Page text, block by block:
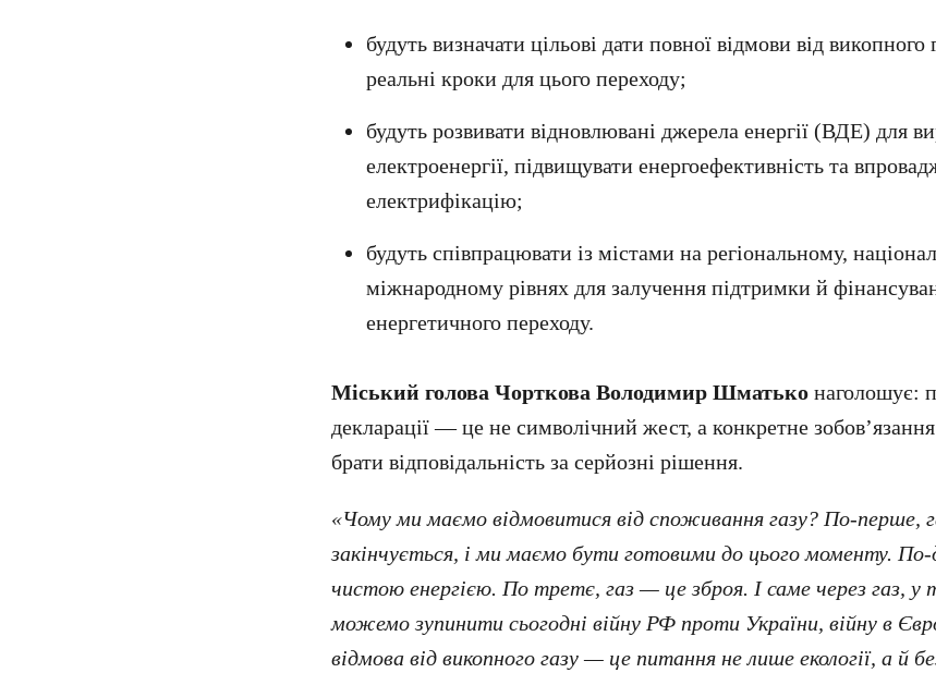
будуть визначати цільові дати повної відмови від викопного
реальні кроки для цього переходу;
будуть розвивати відновлювані джерела енергії (ВДЕ) для
електроенергії, підвищувати енергоефективність та
електрифікацію;
будуть співпрацювати із містами на регіональному,
міжнародному рівнях для залучення підтримки й
енергетичного переходу.
Міський голова Чорткова Володимир Шматько наголошує:
декларації — це не символічний жест, а конкретне
брати відповідальність за серйозні рішення.
«Чому ми маємо відмовитися від споживання газу? По-перше,
закінчується, і ми маємо бути готовими до цього моменту. По-
чистою енергією. По третє, газ — це зброя. І саме через газ, у
можемо зупинити сьогодні війну РФ проти України, війну в
відмова від викопного газу — це питання не лише екології, а й